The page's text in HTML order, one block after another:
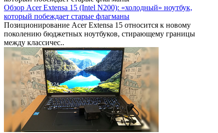
Обзор Acer Extensa 15 (Intel N200): «холодный» ноутбук,
который побеждает старые флагманы
Позиционирование Acer Extensa 15 относится к новому
поколению бюджетных ноутбуков, стирающему границы
между классичес..